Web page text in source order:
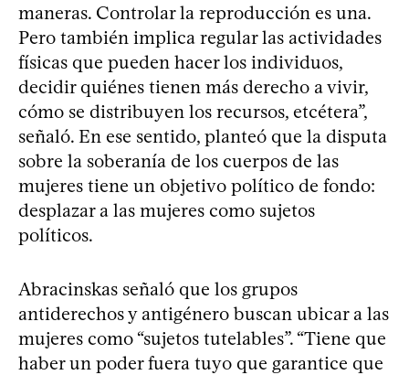
maneras. Controlar la reproducción es una.
Pero también implica regular las actividades
físicas que pueden hacer los individuos,
decidir quiénes tienen más derecho a vivir,
cómo se distribuyen los recursos, etcétera”,
señaló. En ese sentido, planteó que la disputa
sobre la soberanía de los cuerpos de las
mujeres tiene un objetivo político de fondo:
desplazar a las mujeres como sujetos
políticos.
Abracinskas señaló que los grupos
antiderechos y antigénero buscan ubicar a las
mujeres como “sujetos tutelables”. “Tiene que
haber un poder fuera tuyo que garantice que